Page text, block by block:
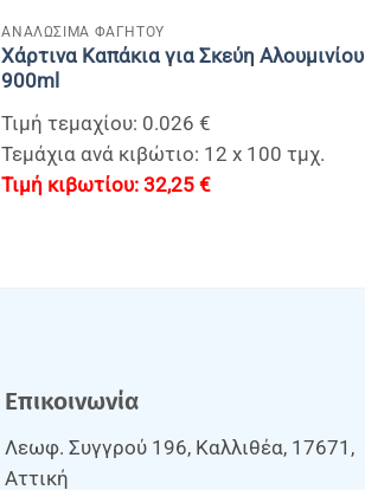
ΑΝΑΛΩΣΙΜΑ ΦΑΓΗΤΟΥ
Χάρτινα Καπάκια για Σκεύη Αλουμινίου
900ml
Τιμή τεμαχίου: 0.026 €
Τεμάχια ανά κιβώτιο: 12 x 100 τμχ.
32,25€
Επικοινωνία
Λεωφ. Συγγρού 196, Καλλιθέα, 17671,
Αττική